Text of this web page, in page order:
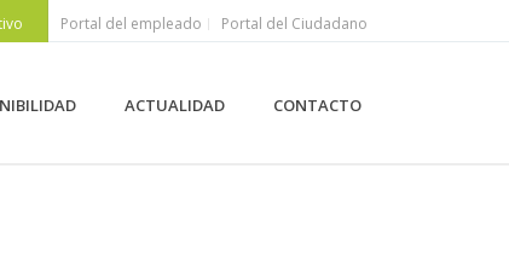
Portal del empleado Portal del Ciudadano
ACTUALIDAD CONTACTO